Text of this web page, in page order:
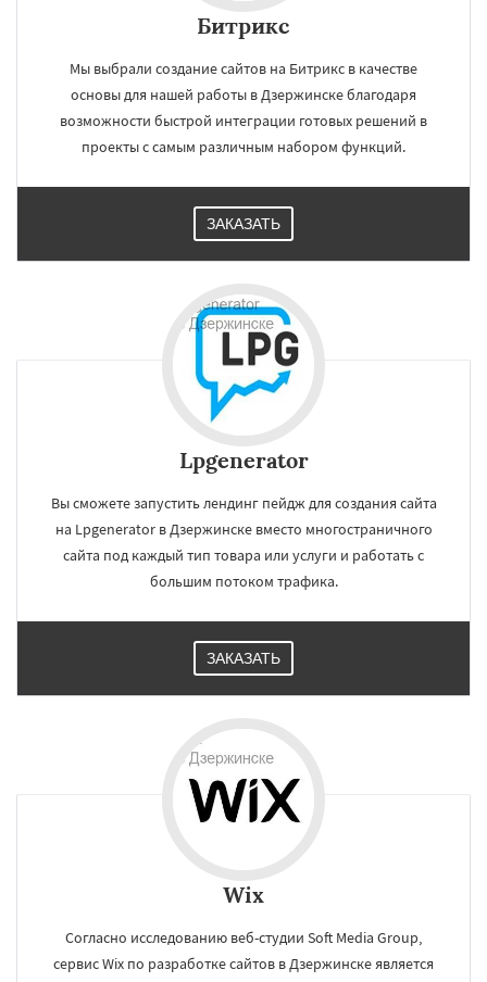
Битрикс
Мы выбрали создание сайтов на Битрикс в качестве
основы для нашей работы в Дзержинске благодаря
возможности быстрой интеграции готовых решений в
проекты с самым различным набором функций.
ЗАКАЗАТЬ
Lpgenerator
Вы сможете запустить лендинг пейдж для создания сайта
на Lpgenerator в Дзержинске вместо многостраничного
сайта под каждый тип товара или услуги и работать с
большим потоком трафика.
ЗАКАЗАТЬ
Wix
Согласно исследованию веб-студии Soft Media Group,
сервис Wix по разработке сайтов в Дзержинске является